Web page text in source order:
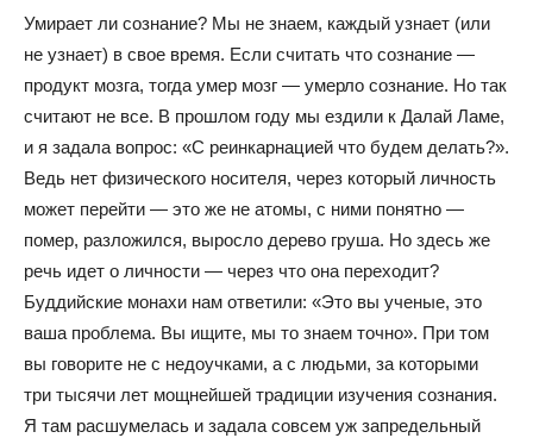
Умирает ли сознание? Мы не знаем, каждый узнает (или
не узнает) в свое время. Если считать что сознание —
продукт мозга, тогда умер мозг — умерло сознание. Но так
считают не все. В прошлом году мы ездили к Далай Ламе,
и я задала вопрос: «С реинкарнацией что будем делать?».
Ведь нет физического носителя, через который личность
может перейти — это же не атомы, с ними понятно —
помер, разложился, выросло дерево груша. Но здесь же
речь идет о личности — через что она переходит?
Буддийские монахи нам ответили: «Это вы ученые, это
ваша проблема. Вы ищите, мы то знаем точно». При том
вы говорите не с недоучками, а с людьми, за которыми
три тысячи лет мощнейшей традиции изучения сознания.
Я там расшумелась и задала совсем уж запредельный